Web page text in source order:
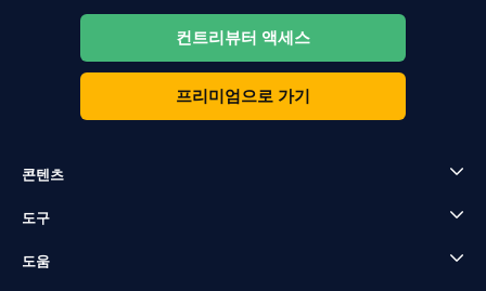
컨트리뷰터 액세스
프리미엄으로 가기
콘텐츠
도구
도움